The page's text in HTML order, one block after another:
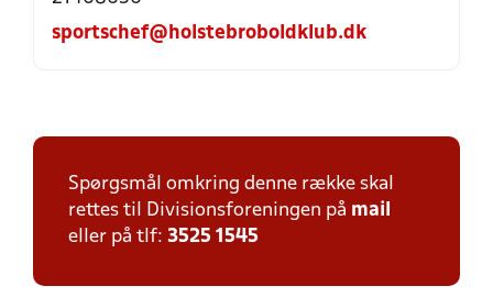
sportschef@holstebroboldklub.dk
Spørgsmål omkring denne række skal
rettes til Divisionsforeningen på mail
eller på tlf: 3525 1545